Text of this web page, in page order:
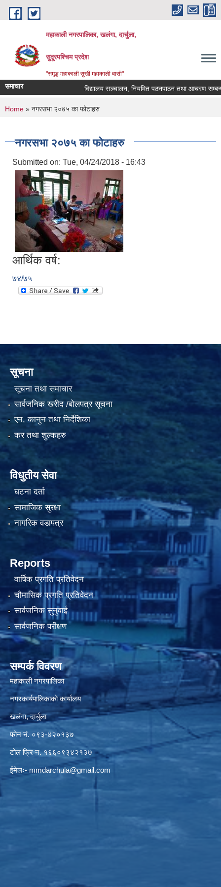
Skip to main content
महाकाली नगरपालिका, खलंगा, दार्चुला,
सुदूरपश्चिम प्रदेश
"समृद्ध महाकाली सुखी महाकाली बासी"
समाचार विद्यालय सञ्चालन, नियमित पठनपाठन तथा आचरण सम्बन्धमा
You are here
Home » नगरसभा २०७५ का फोटाहरु
नगरसभा २०७५ का फोटाहरु
Submitted on: Tue, 04/24/2018 - 16:43
आर्थिक वर्ष:
७४/७५
सूचना
सूचना तथा समाचार
सार्वजनिक खरीद /बोलपत्र सूचना
एन, कानुन तथा निर्देशिका
कर तथा शुल्कहरु
विधुतीय सेवा
घटना दर्ता
सामाजिक सुरक्षा
नागरिक वडापत्र
Reports
वार्षिक प्रगति प्रतिवेदन
चौमासिक प्रगति प्रतिवेदन
सार्वजनिक सुनुवाई
सार्वजनिक परीक्षण
सम्पर्क विवरण
महाकाली नगरपालिका
नगरकार्यपालिकाको कार्यालय
खलंगा, दार्चुला
फोन नं. ०९३-४२०१३७
टोल फ्रि न. १६६०९३४२१३७
ईमेलः-mmdarchula@gmail.com